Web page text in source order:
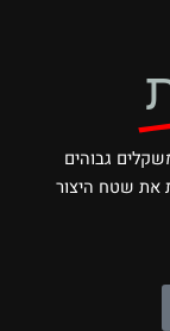
גבוהים
את שטח היצור